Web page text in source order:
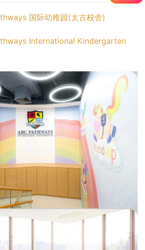
国际幼稚园(太古校舍)
International Kindergarten